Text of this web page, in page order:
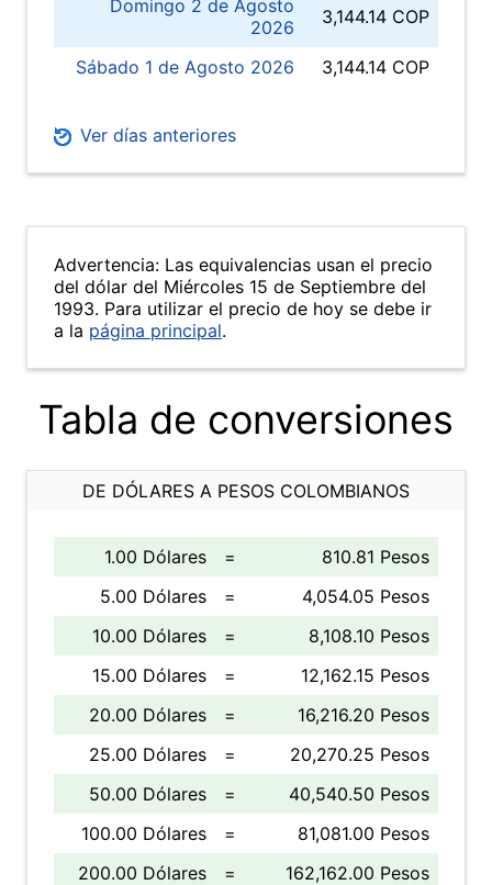
Domingo 2 de Agosto
2026
3,144.14 COP
Sábado 1 de Agosto 2026 3,144.14 COP
Ver días anteriores
Advertencia: Las equivalencias usan el precio
del dólar del Miércoles 15 de Septiembre del
1993. Para utilizar el precio de hoy se debe ir
a la página principal.
Tabla de conversiones
DE DÓLARES A PESOS COLOMBIANOS
1.00 Dólares =
810.81 Pesos
5.00 Dólares
=
4,054.05 Pesos
10.00 Dólares
=
8,108.10 Pesos
15.00 Dólares
=
12,162.15 Pesos
20.00 Dólares
=
16,216.20 Pesos
25.00 Dólares
=
20,270.25 Pesos
50.00 Dólares
=
40,540.50 Pesos
100.00 Dólares
=
81,081.00 Pesos
200.00 Dólares
=
162,162.00 Pesos